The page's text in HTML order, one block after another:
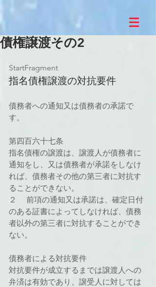
債権譲渡その2
StartFragment
指名債権譲渡の対抗要件
債務者への通知又は債務者の承諾で
す。
第四百六十七条
指名債権の譲渡は、譲渡人が債務者に
通知をし、又は債務者が承諾をしなけ
れば、債務者その他の第三者に対抗す
ることができない。
２ 　前項の通知又は承諾は、確定日付
のある証書によってしなければ、債務
者以外の第三者に対抗することができ
ない。
債務者による対抗要件
対抗要件が成立するまでは譲渡人への
弁済は有効であり、譲受人に対しては